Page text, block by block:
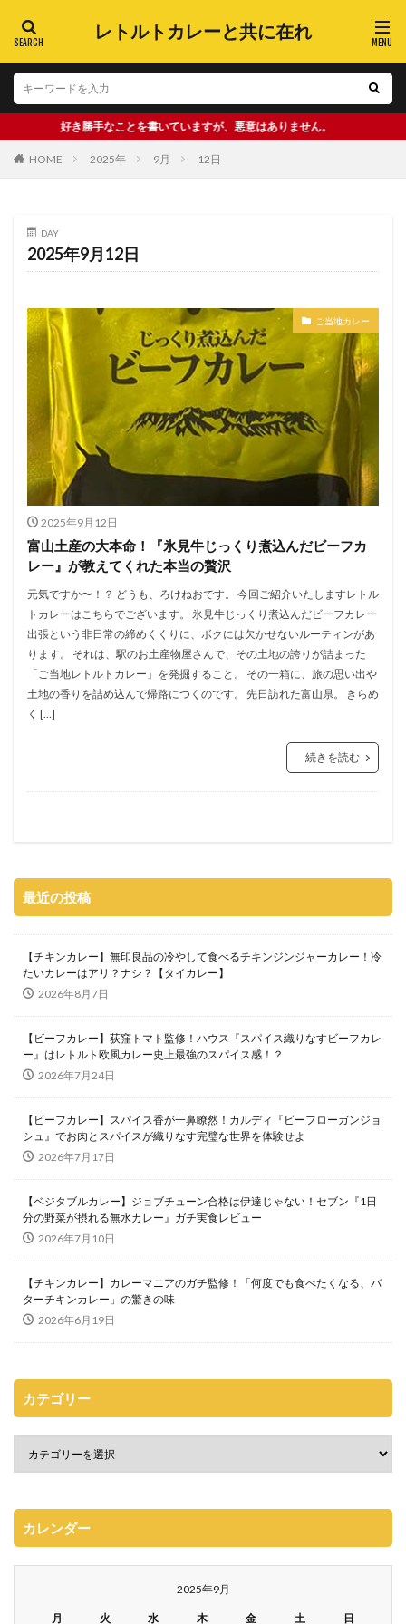
レトルトカレーと共に在れ
好き勝手なことを書いていますが、悪意はありません。
HOME 2025年 9月 12日
DAY
2025年9月12日
ご当地カレー
2025年9月12日
富山土産の大本命！『氷見牛じっくり煮込んだビーフカ
レー』が教えてくれた本当の贅沢
元気ですか〜！？ どうも、ろけねおです。 今回ご紹介いたしますレトル
トカレーはこちらでございます。 氷見牛じっくり煮込んだビーフカレー
出張という非日常の締めくくりに、ボクには欠かせないルーティンがあ
ります。 それは、駅のお土産物屋さんで、その土地の誇りが詰まった
「ご当地レトルトカレー」を発掘すること。 その一箱に、旅の思い出や
土地の香りを詰め込んで帰路につくのです。 先日訪れた富山県。 きらめ
く […]
続きを読む
最近の投稿
【チキンカレー】無印良品の冷やして食べるチキンジンジャーカレー！冷
たいカレーはアリ？ナシ？【タイカレー】
2026年8月7日
【ビーフカレー】荻窪トマト監修！ハウス『スパイス織りなすビーフカレ
ー』はレトルト欧風カレー史上最強のスパイス感！？
2026年7月24日
【ビーフカレー】スパイス香が一鼻瞭然！カルディ『ビーフローガンジョ
シュ』でお肉とスパイスが織りなす完璧な世界を体験せよ
2026年7月17日
【ベジタブルカレー】ジョブチューン合格は伊達じゃない！セブン『1日
分の野菜が摂れる無水カレー』ガチ実食レビュー
2026年7月10日
【チキンカレー】カレーマニアのガチ監修！「何度でも食べたくなる、バ
ターチキンカレー」の驚きの味
2026年6月19日
カテゴリー
カレンダー
2025年9月
月 火 水 木 金 土 日